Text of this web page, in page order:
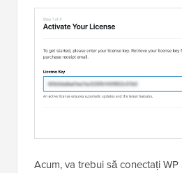
Acum, va trebui să conectați